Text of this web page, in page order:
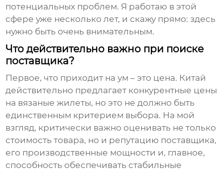
потенциальных проблем. Я работаю в этой
сфере уже несколько лет, и скажу прямо: здесь
нужно быть очень внимательным.
Что действительно важно при поиске
поставщика?
Первое, что приходит на ум – это цена. Китай
действительно предлагает конкурентные цены
на вязаные жилеты, но это не должно быть
единственным критерием выбора. На мой
взгляд, критически важно оценивать не только
стоимость товара, но и репутацию поставщика,
его производственные мощности и, главное,
способность обеспечивать стабильные